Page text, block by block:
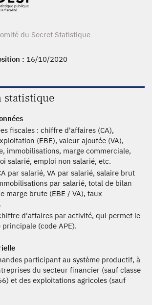
du Secret Statistique
: 16/10/2020
statistique
fiscales : chiffre d'affaires (CA),
(EBE), valeur ajoutée (VA),
immobilisations, marge commerciale,
salarié, emploi non salarié, etc.
par salarié, VA par salarié, salaire brut
par salarié, total de bilan
marge brute (EBE / VA), taux
d'affaires par activité, qui permet le
(code APE).
participant au système productif, à
du secteur financier (sauf classe
et des exploitations agricoles (sauf